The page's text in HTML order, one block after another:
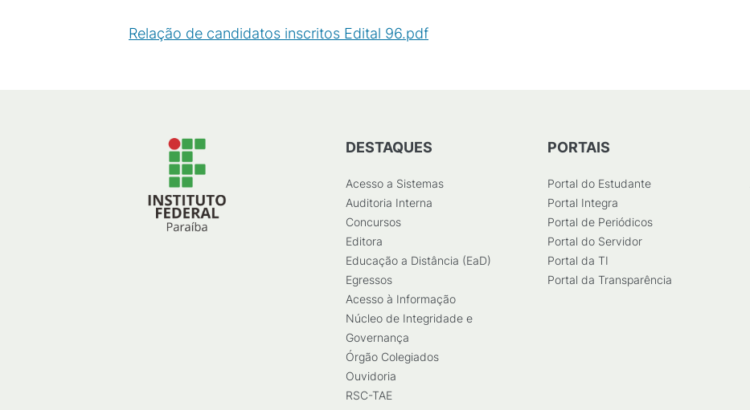
Relação de candidatos inscritos Edital 96.pdf
DESTAQUES
Acesso a Sistemas
Auditoria Interna
Concursos
Editora
Educação a Distância (EaD)
Egressos
Acesso à Informação
Núcleo de Integridade e
Governança
Órgão Colegiados
Ouvidoria
RSC-TAE
PORTAIS
Portal do Estudante
Portal Integra
Portal de Periódicos
Portal do Servidor
Portal da TI
Portal da Transparência